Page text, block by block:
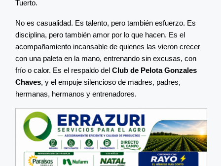
Tuerto.
No es casualidad. Es talento, pero también esfuerzo. Es
disciplina, pero también amor por lo que hacen. Es el
acompañamiento incansable de quienes las vieron crecer
con una paleta en la mano, entrenando sin excusas, con
frío o calor. Es el respaldo del Club de Pelota Gonzales
Chaves, y el empuje silencioso de madres, padres,
hermanas, hermanos y entrenadores.